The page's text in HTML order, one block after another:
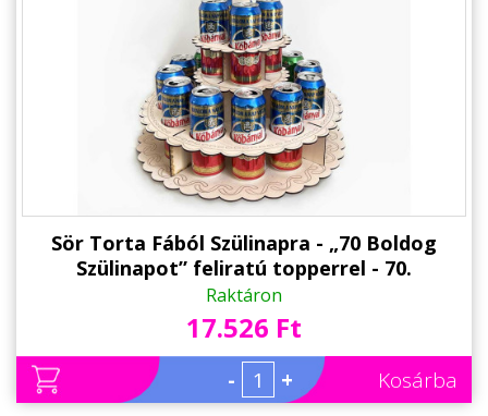
Sör Torta Fából Szülinapra - „70 Boldog
Szülinapot” feliratú topperrel - 70.
Születésnapi ajándék sörimádóknak
Raktáron
17.526 Ft
- + Kosárba